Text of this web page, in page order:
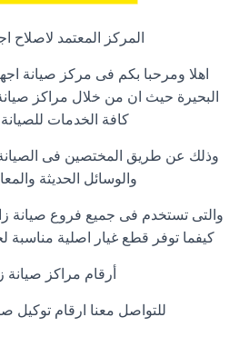
المركز المعتمد لاصلاح
اهلا ومرحبا بكم فى مركز صيانة
البحيرة حيث ان من خلال مراكز
كافة الخدمات
وذلك عن طريق المختصين فى
والوسائل الحديثة
والتى تستخدم فى جميع فروع صيانة
كيفما توفر قطع غيار اصلية
أرقام مراكز صيانة
للتواصل معنا ارقام توكيل